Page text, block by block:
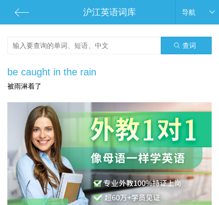
沪江英语词库 导航
查词
be caught in the rain
被雨淋着了